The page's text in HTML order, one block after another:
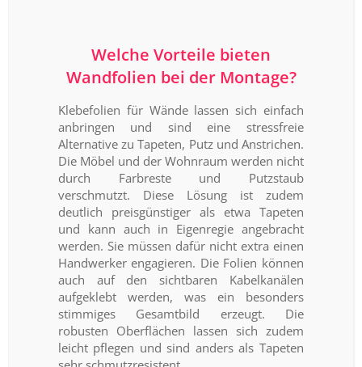
Welche Vorteile bieten
Wandfolien bei der Montage?
Klebefolien für Wände lassen sich einfach
anbringen und sind eine stressfreie
Alternative zu Tapeten, Putz und Anstrichen.
Die Möbel und der Wohnraum werden nicht
durch Farbreste und Putzstaub
verschmutzt. Diese Lösung ist zudem
deutlich preisgünstiger als etwa Tapeten
und kann auch in Eigenregie angebracht
werden. Sie müssen dafür nicht extra einen
Handwerker engagieren. Die Folien können
auch auf den sichtbaren Kabelkanälen
aufgeklebt werden, was ein besonders
stimmiges Gesamtbild erzeugt. Die
robusten Oberflächen lassen sich zudem
leicht pflegen und sind anders als Tapeten